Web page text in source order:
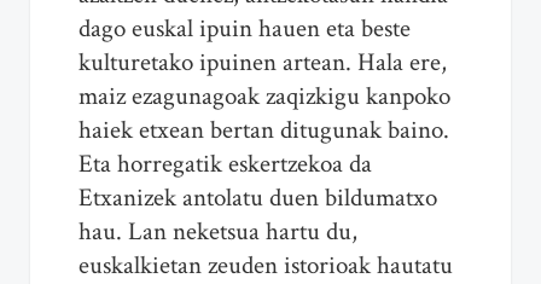
dago euskal ipuin hauen eta beste
kulturetako ipuinen artean. Hala ere,
maiz ezagunagoak zaqizkigu kanpoko
haiek etxean bertan ditugunak baino.
Eta horregatik eskertzekoa da
Etxanizek antolatu duen bildumatxo
hau. Lan neketsua hartu du,
euskalkietan zeuden istorioak hautatu